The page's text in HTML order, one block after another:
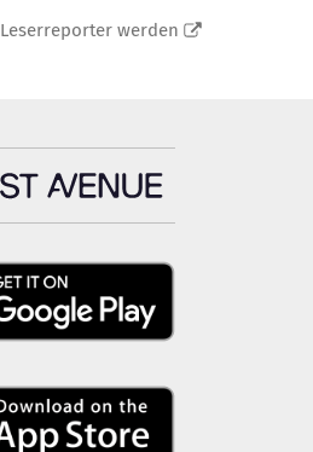
Leserreporter werden